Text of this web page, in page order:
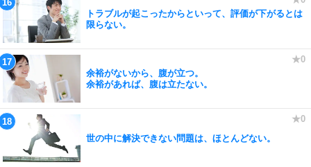
トラブルが起こったからといって、評価が下がるとは
限らない。
余裕がないから、腹が立つ。
余裕があれば、腹は立たない。
世の中に解決できない問題は、ほとんどない。